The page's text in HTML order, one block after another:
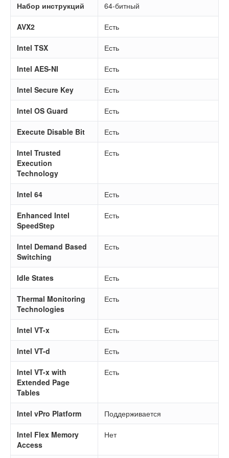
Набор инструкций 64-битный
AVX2 Есть
Intel TSX Есть
Intel AES-NI Есть
Intel Secure Key Есть
Intel OS Guard Есть
Execute Disable Bit Есть
Intel Trusted
Execution
Technology
Есть
Intel 64 Есть
Enhanced Intel
SpeedStep
Есть
Intel Demand Based
Switching
Есть
Idle States Есть
Thermal Monitoring
Technologies
Есть
Intel VT-x Есть
Intel VT-d Есть
Intel VT-x with
Extended Page
Tables
Есть
Intel vPro Platform Поддерживается
Intel Flex Memory
Access
Нет